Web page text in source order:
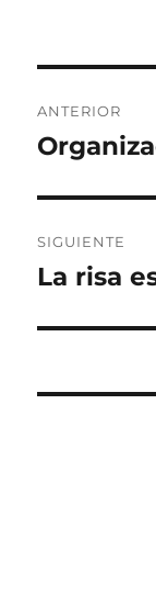
de
ANTERIOR
Entrada
SIGUIENTE
Entrada
La risa